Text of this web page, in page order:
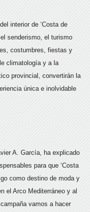
interior de ‘Costa de
senderismo, el turismo
costumbres, fiestas y
climatología y a la
provincial, convertirán la
única e inolvidable
A. García, ha explicado
para que ‘Costa
como destino de moda y
el Arco Mediterráneo y al
vamos a hacer